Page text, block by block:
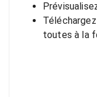
toutes à la